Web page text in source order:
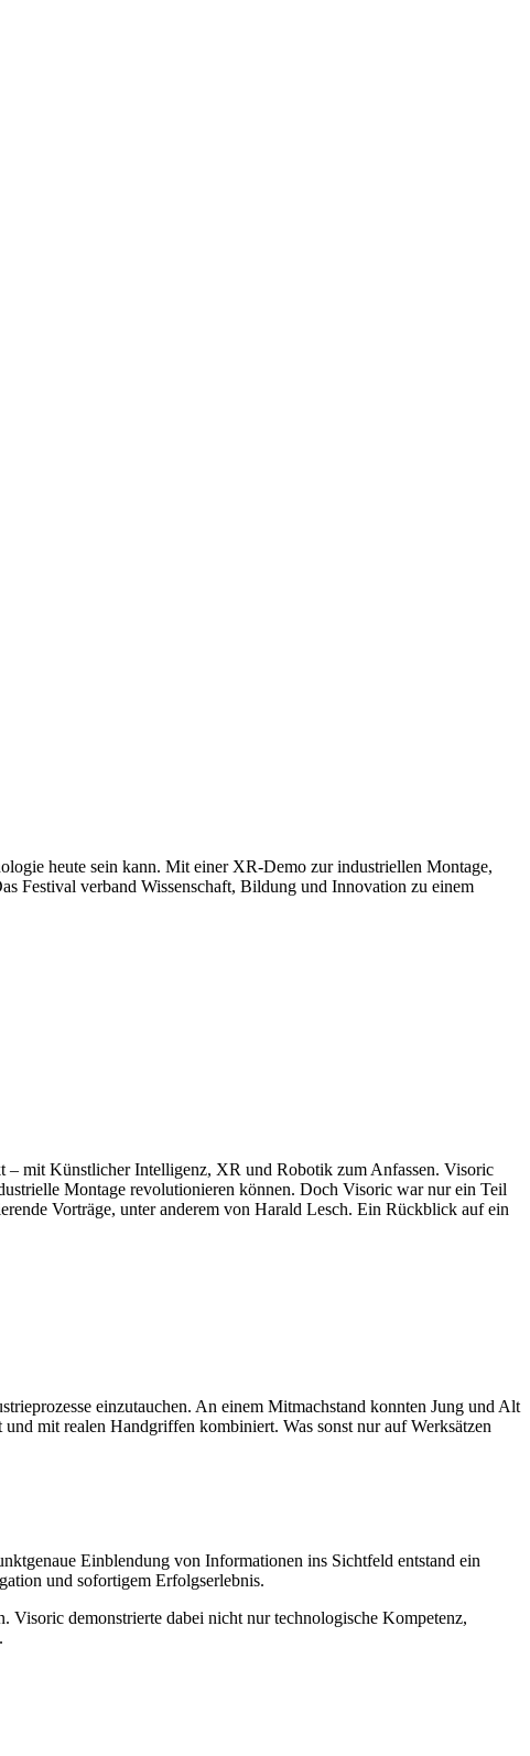
heute sein kann. Mit einer XR-Demo zur industriellen Montage,
Festival verband Wissenschaft, Bildung und Innovation zu einem
– mit Künstlicher Intelligenz, XR und Robotik zum Anfassen. Visoric
Montage revolutionieren können. Doch Visoric war nur ein Teil
Vorträge, unter anderem von Harald Lesch. Ein Rückblick auf ein
einzutauchen. An einem Mitmachstand konnten Jung und Alt
mit realen Handgriffen kombiniert. Was sonst nur auf Werksätzen
Einblendung von Informationen ins Sichtfeld entstand ein
und sofortigem Erfolgserlebnis.
demonstrierte dabei nicht nur technologische Kompetenz,